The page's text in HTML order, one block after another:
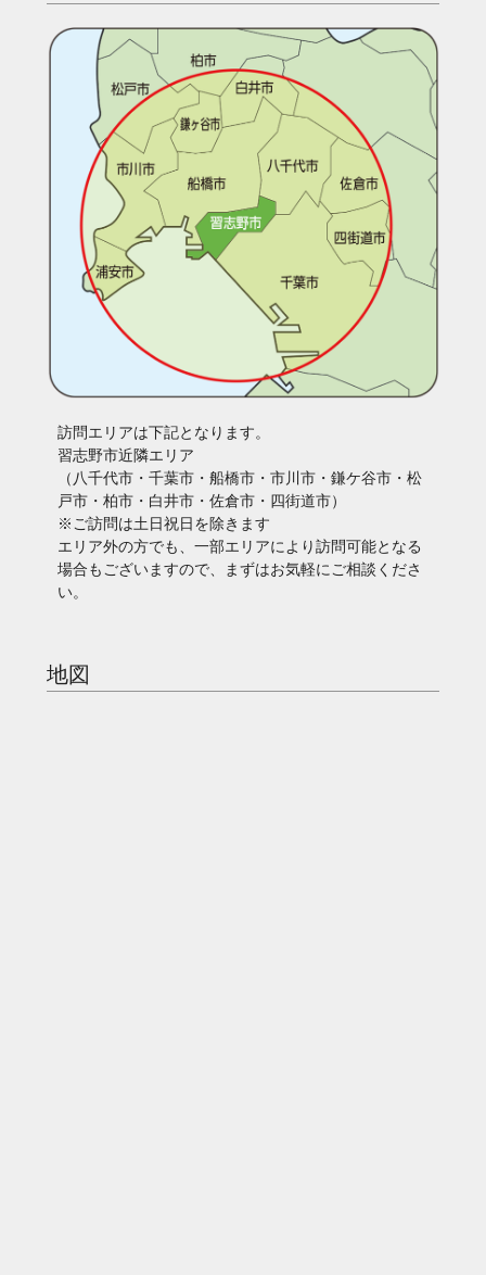
訪問エリアは下記となります。
習志野市近隣エリア
（八千代市・千葉市・船橋市・市川市・鎌ケ谷市・松
戸市・柏市・白井市・佐倉市・四街道市）
※ご訪問は土日祝日を除きます
エリア外の方でも、一部エリアにより訪問可能となる
場合もございますので、まずはお気軽にご相談くださ
い。
地図